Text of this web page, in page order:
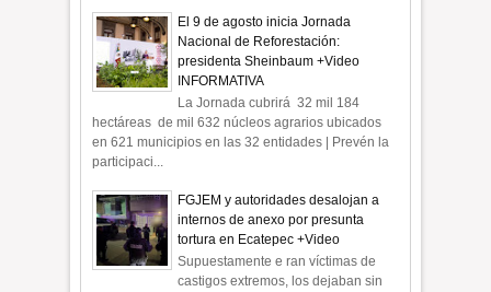
El 9 de agosto inicia Jornada
Nacional de Reforestación:
presidenta Sheinbaum +Video
INFORMATIVA
La Jornada cubrirá 32 mil 184
hectáreas de mil 632 núcleos agrarios ubicados
en 621 municipios en las 32 entidades | Prevén la
participaci...
FGJEM y autoridades desalojan a
internos de anexo por presunta
tortura en Ecatepec +Video
Supuestamente e ran víctimas de
castigos extremos, los dejaban sin